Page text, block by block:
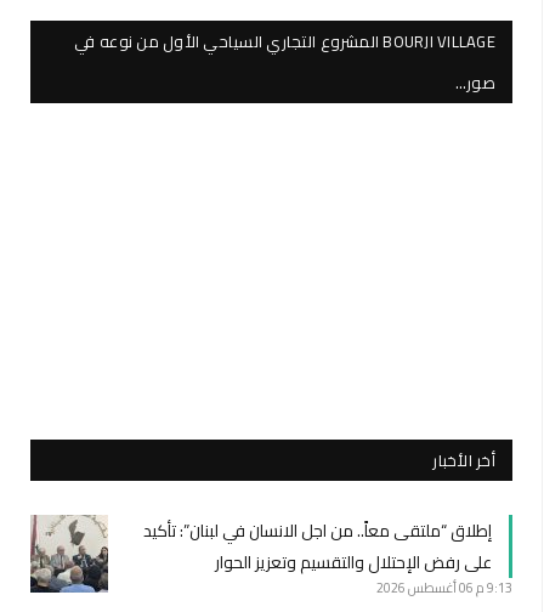
BOURJI VILLAGE المشروع التجاري السياحي الأول من نوعه في
صور…
أخر الأخبار
إطلاق “ملتقى معاً.. من اجل الانسان في لبنان”: تأكيد
على رفض الإحتلال والتقسيم وتعزيز الحوار
9:13 م 06 أغسطس 2026